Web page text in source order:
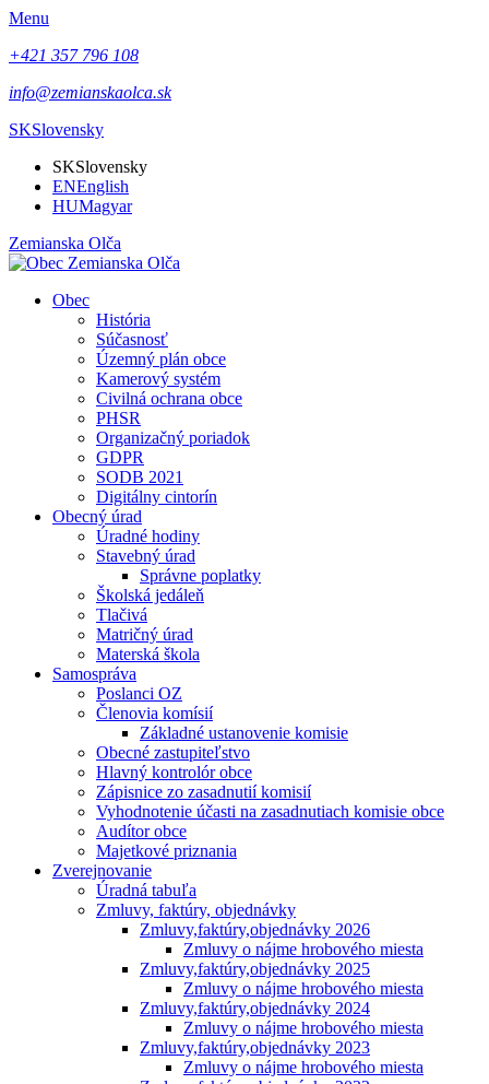
Menu
+421 357 796 108
info@zemianskaolca.sk
SKSlovensky
SKSlovensky
ENEnglish
HUMagyar
Zemianska Olča
Obec
História
Súčasnosť
Územný plán obce
Kamerový systém
Civilná ochrana obce
PHSR
Organizačný poriadok
GDPR
SODB 2021
Digitálny cintorín
Obecný úrad
Úradné hodiny
Stavebný úrad
Správne poplatky
Školská jedáleň
Tlačivá
Matričný úrad
Materská škola
Samospráva
Poslanci OZ
Členovia komísií
Základné ustanovenie komisie
Obecné zastupiteľstvo
Hlavný kontrolór obce
Zápisnice zo zasadnutií komisií
Vyhodnotenie účasti na zasadnutiach komisie obce
Audítor obce
Majetkové priznania
Zverejnovanie
Úradná tabuľa
Zmluvy, faktúry, objednávky
Zmluvy,faktúry,objednávky 2026
Zmluvy o nájme hrobového miesta
Zmluvy,faktúry,objednávky 2025
Zmluvy o nájme hrobového miesta
Zmluvy,faktúry,objednávky 2024
Zmluvy o nájme hrobového miesta
Zmluvy,faktúry,objednávky 2023
Zmluvy o nájme hrobového miesta